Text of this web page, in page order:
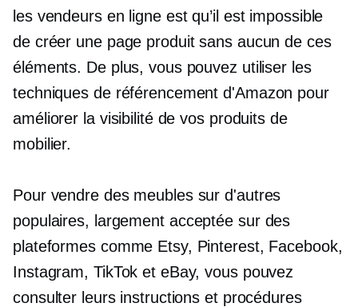
les vendeurs en ligne est qu’il est impossible
de créer une page produit sans aucun de ces
éléments. De plus, vous pouvez utiliser les
techniques de référencement d'Amazon pour
améliorer la visibilité de vos produits de
mobilier.
Pour vendre des meubles sur d'autres
populaires, largement acceptée sur des
plateformes comme Etsy, Pinterest, Facebook,
Instagram, TikTok et eBay, vous pouvez
consulter leurs instructions et procédures